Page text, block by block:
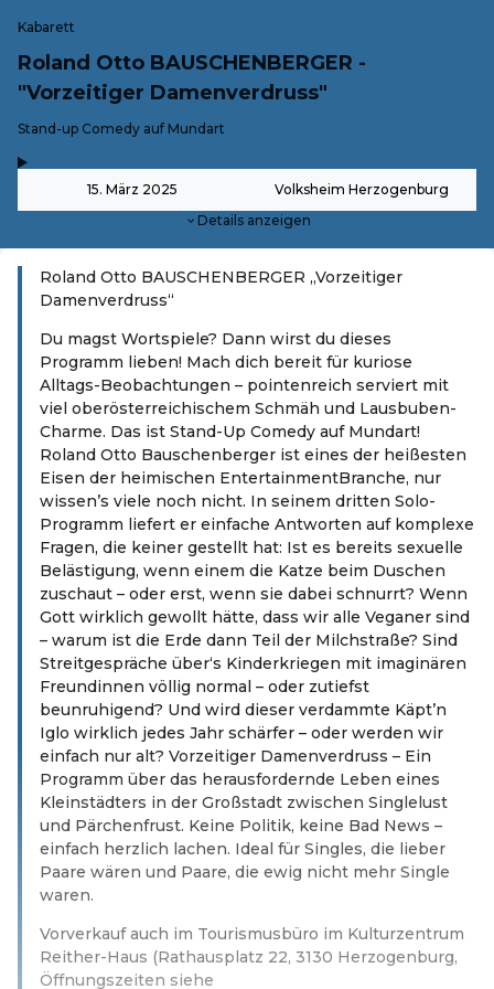
Kabarett
Roland Otto BAUSCHENBERGER -
"Vorzeitiger Damenverdruss"
-
Stand-up Comedy auf Mundart
15. März 2025 Volksheim Herzogenburg
Details anzeigen
Roland Otto BAUSCHENBERGER „Vorzeitiger
Damenverdruss“
Du magst Wortspiele? Dann wirst du dieses
Programm lieben! Mach dich bereit für kuriose
Alltags-Beobachtungen – pointenreich serviert mit
viel oberösterreichischem Schmäh und Lausbuben-
Charme. Das ist Stand-Up Comedy auf Mundart!
Roland Otto Bauschenberger ist eines der heißesten
Eisen der heimischen EntertainmentBranche, nur
wissen’s viele noch nicht. In seinem dritten Solo-
Programm liefert er einfache Antworten auf komplexe
Fragen, die keiner gestellt hat: Ist es bereits sexuelle
Belästigung, wenn einem die Katze beim Duschen
zuschaut – oder erst, wenn sie dabei schnurrt? Wenn
Gott wirklich gewollt hätte, dass wir alle Veganer sind
– warum ist die Erde dann Teil der Milchstraße? Sind
Streitgespräche über‘s Kinderkriegen mit imaginären
Freundinnen völlig normal – oder zutiefst
beunruhigend? Und wird dieser verdammte Käpt’n
Iglo wirklich jedes Jahr schärfer – oder werden wir
einfach nur alt? Vorzeitiger Damenverdruss – Ein
Programm über das herausfordernde Leben eines
Kleinstädters in der Großstadt zwischen Singlelust
und Pärchenfrust. Keine Politik, keine Bad News –
einfach herzlich lachen. Ideal für Singles, die lieber
Paare wären und Paare, die ewig nicht mehr Single
waren.
Vorverkauf auch im Tourismusbüro im Kulturzentrum
Reither-Haus (Rathausplatz 22, 3130 Herzogenburg,
Öffnungszeiten siehe